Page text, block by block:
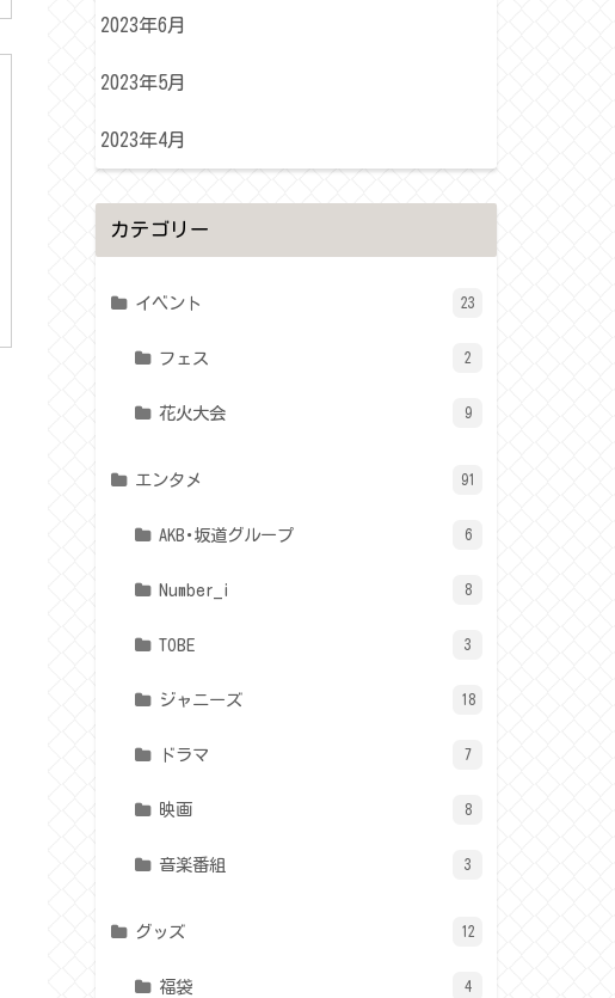
2023年6月
2023年5月
2023年4月
カテゴリー
イベント 23
フェス 2
花火大会 9
エンタメ 91
AKB･坂道グループ 6
Number_i 8
TOBE 3
ジャニーズ 18
ドラマ 7
映画 8
音楽番組 3
グッズ 12
福袋 4